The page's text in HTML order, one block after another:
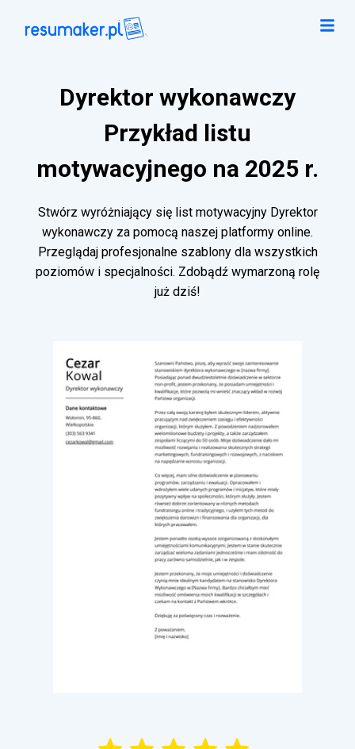
Dyrektor wykonawczy
Przykład listu
motywacyjnego na 2025 r.
Stwórz wyróżniający się list motywacyjny Dyrektor
wykonawczy za pomocą naszej platformy online.
Przeglądaj profesjonalne szablony dla wszystkich
poziomów i specjalności. Zdobądź wymarzoną rolę
już dziś!